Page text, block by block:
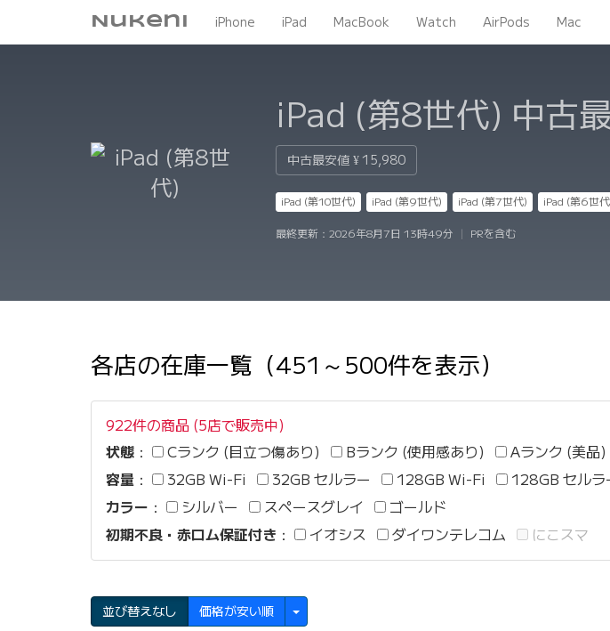
Nukeni iPhone iPad MacBook Watch AirPods Mac
iPad (第8世代) 中古
中古最安値 ¥ 15,980
iPad (第10世代) iPad (第9世代) iPad (第7世代) iPad (第6世
最終更新： 2026年8月7日 13時49分 PRを含む
各店の在庫一覧（451～500件を表示）
922件の商品 (5店で販売中)
状態 ： Cランク (目立つ傷あり) Bランク (使用感あり) Aランク (美品)
容量 ： 32GB Wi-Fi 32GB セルラー 128GB Wi-Fi
128GB セルラ
カラー ： シルバー スペースグレイ
ゴールド
初期不良・赤ロム保証付き ： イオシス ダイワンテレコム にこスマ
並び替えなし 価格が安い順